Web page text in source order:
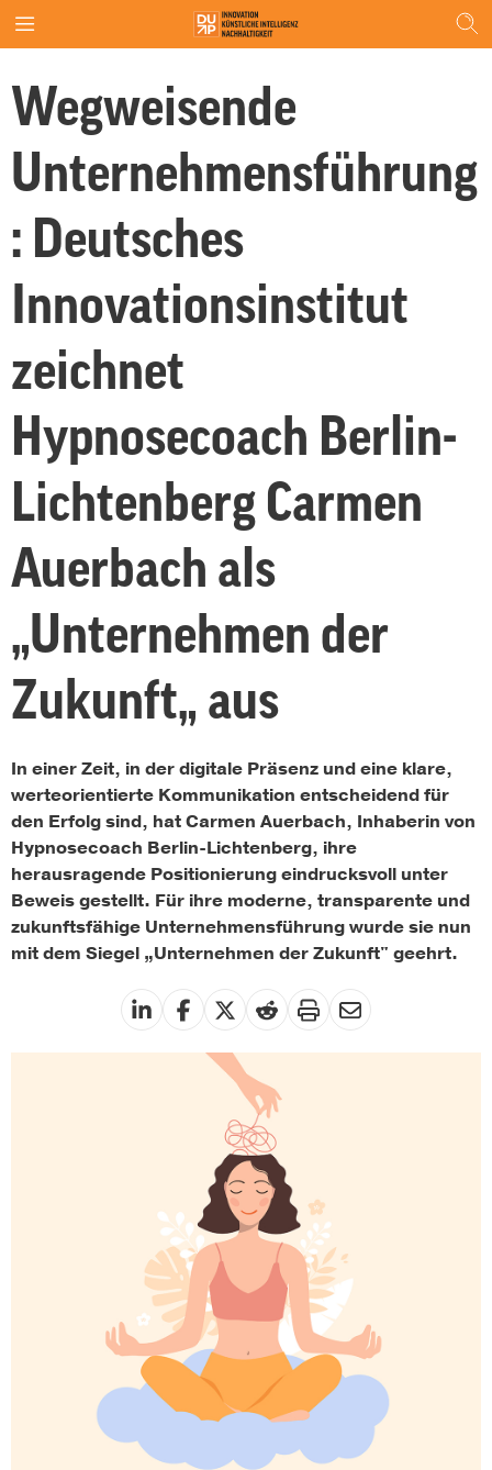
Wegweisende
Unternehmensführung
: Deutsches
Innovationsinstitut
zeichnet
Hypnosecoach Berlin-
Lichtenberg Carmen
Auerbach als
„Unternehmen der
Zukunft„ aus
In einer Zeit, in der digitale Präsenz und eine klare,
werteorientierte Kommunikation entscheidend für
den Erfolg sind, hat Carmen Auerbach, Inhaberin von
Hypnosecoach Berlin-Lichtenberg, ihre
herausragende Positionierung eindrucksvoll unter
Beweis gestellt. Für ihre moderne, transparente und
zukunftsfähige Unternehmensführung wurde sie nun
mit dem Siegel „Unternehmen der Zukunft" geehrt.